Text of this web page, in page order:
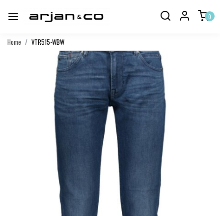
0
Home VTR515-WBW